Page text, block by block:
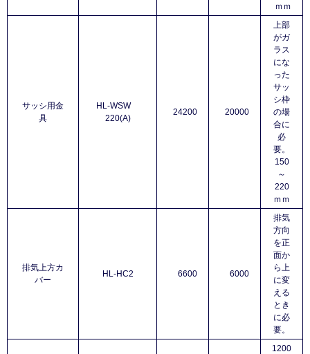
ｍｍ
サッシ用金
具
HL-WSW
220(A)
24200 20000
上部
がガ
ラス
にな
った
サッ
シ枠
の場
合に
必
要。
150
～
220
ｍｍ
排気上方カ
バー
HL-HC2 6600 6000
排気
方向
を正
面か
ら上
に変
える
とき
に必
要。
1200